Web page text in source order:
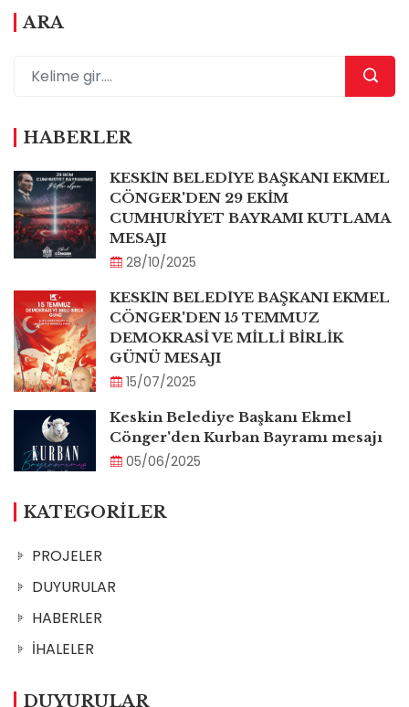
ARA
HABERLER
KESKİN BELEDİYE BAŞKANI EKMEL
CÖNGER'DEN 29 EKİM
CUMHURİYET BAYRAMI KUTLAMA
MESAJI
28/10/2025
KESKİN BELEDİYE BAŞKANI EKMEL
CÖNGER'DEN 15 TEMMUZ
DEMOKRASİ VE MİLLİ BİRLİK
GÜNÜ MESAJI
15/07/2025
Keskin Belediye Başkanı Ekmel
Cönger'den Kurban Bayramı mesajı
05/06/2025
KATEGORİLER
PROJELER
DUYURULAR
HABERLER
İHALELER
DUYURULAR